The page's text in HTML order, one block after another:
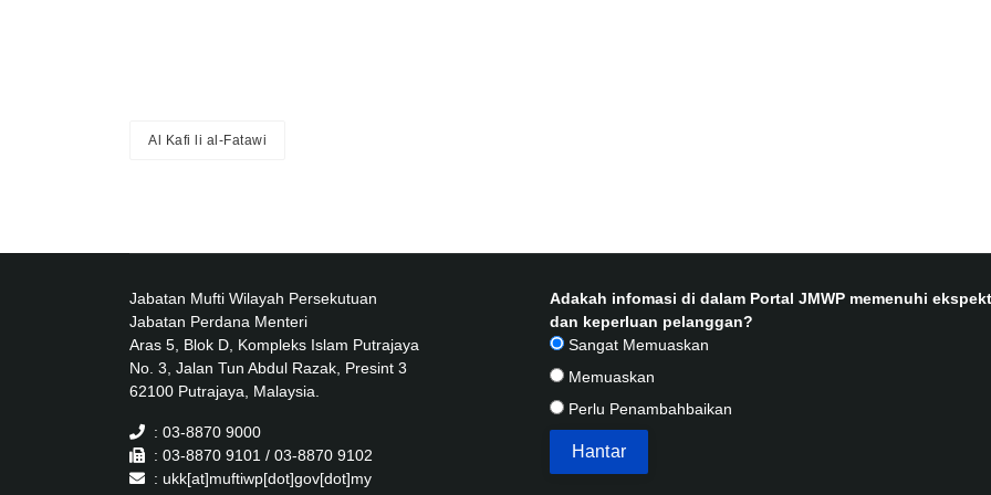
Al Kafi li al-Fatawi
Jabatan Mufti Wilayah Persekutuan
Jabatan Perdana Menteri
Aras 5, Blok D, Kompleks Islam Putrajaya
No. 3, Jalan Tun Abdul Razak, Presint 3
62100 Putrajaya, Malaysia.
: 03-8870 9000
: 03-8870 9101 / 03-8870 9102
: ukk[at]muftiwp[dot]gov[dot]my
Adakah infomasi di dalam Portal JMWP memenuhi
dan keperluan pelanggan?
Sangat Memuaskan
Memuaskan
Perlu Penambahbaikan